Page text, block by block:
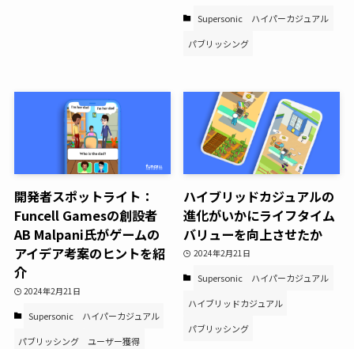
Supersonic
ハイパーカジュアル
パブリッシング
開発者スポットライト：
Funcell Gamesの創設者
AB Malpani氏がゲームの
アイデア考案のヒントを紹
介
2024年2月21日
Supersonic
ハイパーカジュアル
パブリッシング
ユーザー獲得
ハイブリッドカジュアルの
進化がいかにライフタイム
バリューを向上させたか
2024年2月21日
Supersonic
ハイパーカジュアル
ハイブリッドカジュアル
パブリッシング